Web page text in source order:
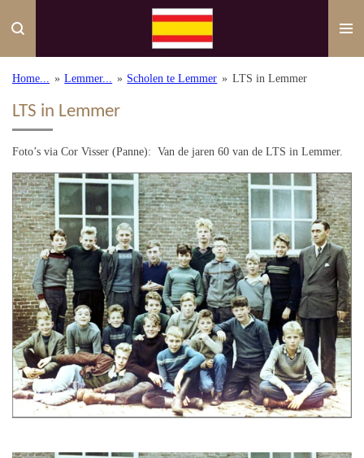
direct
de
Home... » Lemmer... » Scholen te Lemmer » LTS in Lemmer
LTS in Lemmer
Foto’s via Cor Visser (Panne): Van de jaren 60 van de LTS in Lemmer.